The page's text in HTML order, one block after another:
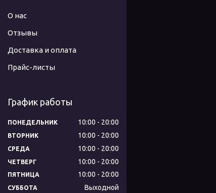
О нас
Отзывы
Доставка и оплата
Прайс-листы
График работы
ПОНЕДЕЛЬНИК 10:00 20:00
ВТОРНИК 10:00 20:00
СРЕДА 10:00 20:00
ЧЕТВЕРГ 10:00 20:00
ПЯТНИЦА 10:00 20:00
СУББОТА Выходной